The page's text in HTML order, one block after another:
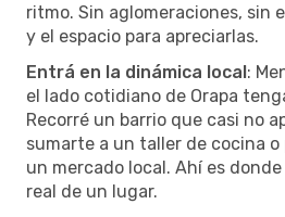
ritmo. Sin aglomeraciones, sin
y el espacio para apreciarlas.
Entrá en la dinámica local:
el lado cotidiano de Orapa
Recorré un barrio que casi no
sumarte a un taller de cocina o
un mercado local. Ahí es
real de un lugar.